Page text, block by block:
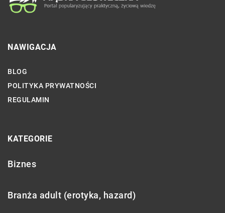
NAWIGACJA
BLOG
POLITYKA PRYWATNOŚCI
REGULAMIN
KATEGORIE
Biznes
Branża adult (erotyka, hazard)